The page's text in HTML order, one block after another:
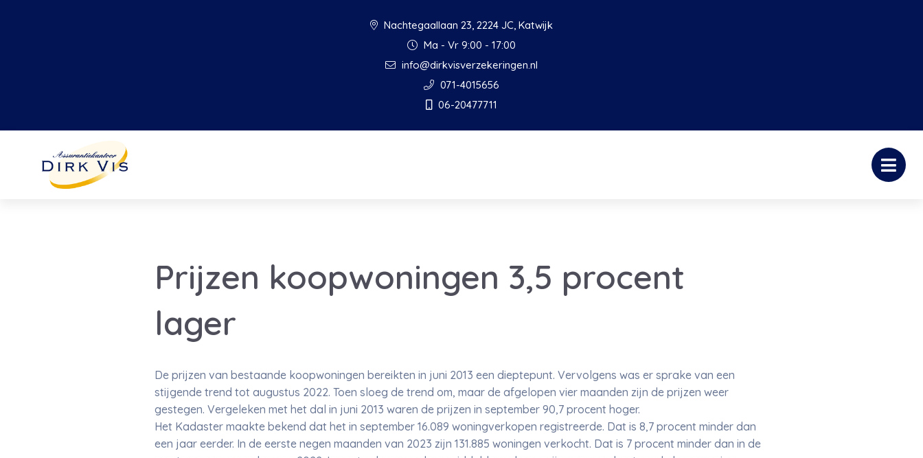
Nachtegaallaan 23, 2224 JC, Katwijk
Ma - Vr 9:00 - 17:00
info@dirkvisverzekeringen.nl
071-4015656
06-20477711
Prijzen koopwoningen 3,5 procent
lager
De prijzen van bestaande koopwoningen bereikten in juni 2013 een dieptepunt. Vervolgens was er sprake van een
stijgende trend tot augustus 2022. Toen sloeg de trend om, maar de afgelopen vier maanden zijn de prijzen weer
gestegen. Vergeleken met het dal in juni 2013 waren de prijzen in september 90,7 procent hoger.
Het Kadaster maakte bekend dat het in september 16.089 woningverkopen registreerde. Dat is 8,7 procent minder dan
een jaar eerder. In de eerste negen maanden van 2023 zijn 131.885 woningen verkocht. Dat is 7 procent minder dan in de